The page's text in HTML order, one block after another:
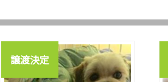
譲渡決定